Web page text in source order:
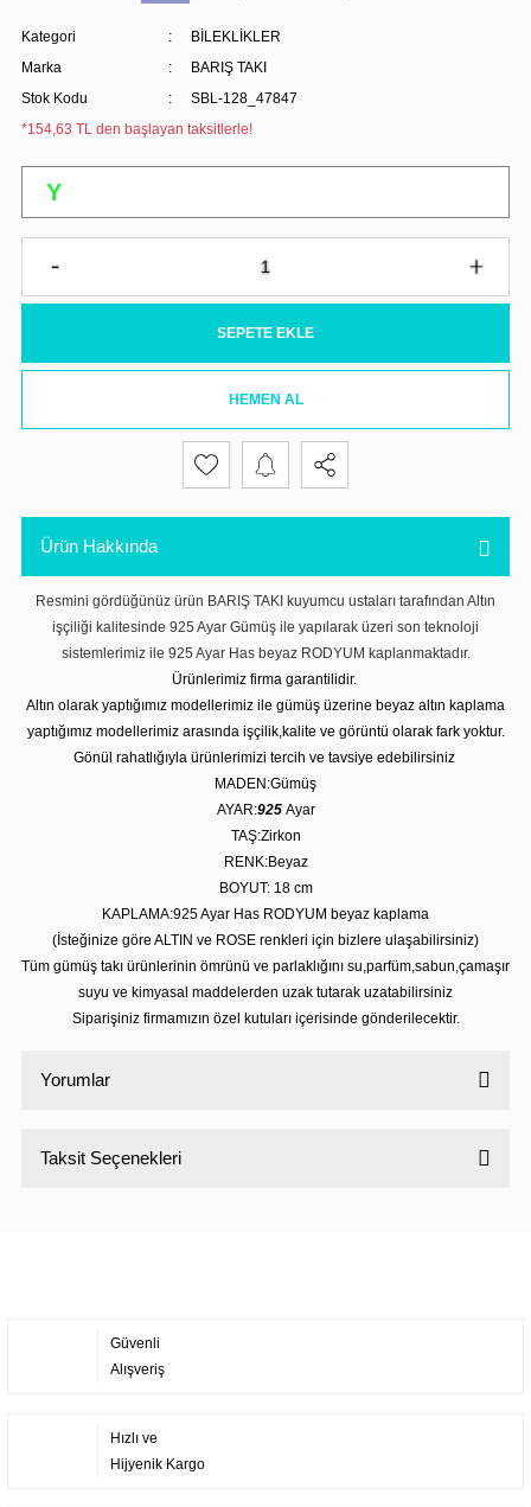
Kategori
BİLEKLİKLER
Marka
BARIŞ TAKI
Stok Kodu
SBL-128_47847
*154,63 TL den başlayan taksitlerle!
SEPETE EKLE
HEMEN AL
Ürün Hakkında
Resmini gördüğünüz ürün BARIŞ TAKI kuyumcu ustaları tarafından Altın
işçiliği kalitesinde 925 Ayar Gümüş ile yapılarak üzeri son teknoloji
sistemlerimiz ile 925 Ayar Has beyaz RODYUM kaplanmaktadır.
Ürünlerimiz firma garantilidir.
Altın olarak yaptığımız modellerimiz ile gümüş üzerine beyaz altın kaplama
yaptığımız modellerimiz arasında işçilik,kalite ve görüntü olarak fark yoktur.
Gönül rahatlığıyla ürünlerimizi tercih ve tavsiye edebilirsiniz
MADEN:Gümüş
AYAR:925 Ayar
TAŞ:Zirkon
RENK:Beyaz
BOYUT: 18 cm
KAPLAMA:925 Ayar Has RODYUM beyaz kaplama
(İsteğinize göre ALTIN ve ROSE renkleri için bizlere ulaşabilirsiniz)
Tüm gümüş takı ürünlerinin ömrünü ve parlaklığını su,parfüm,sabun,çamaşır
suyu ve kimyasal maddelerden uzak tutarak uzatabilirsiniz
Siparişiniz firmamızın özel kutuları içerisinde gönderilecektir.
Yorumlar
Taksit Seçenekleri
Güvenli
Alışveriş
Hızlı ve
Hijyenik Kargo